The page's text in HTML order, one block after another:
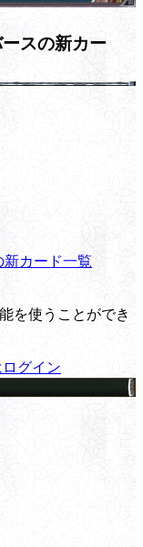
スの新カー
カード一覧
を使うことができ
グイン